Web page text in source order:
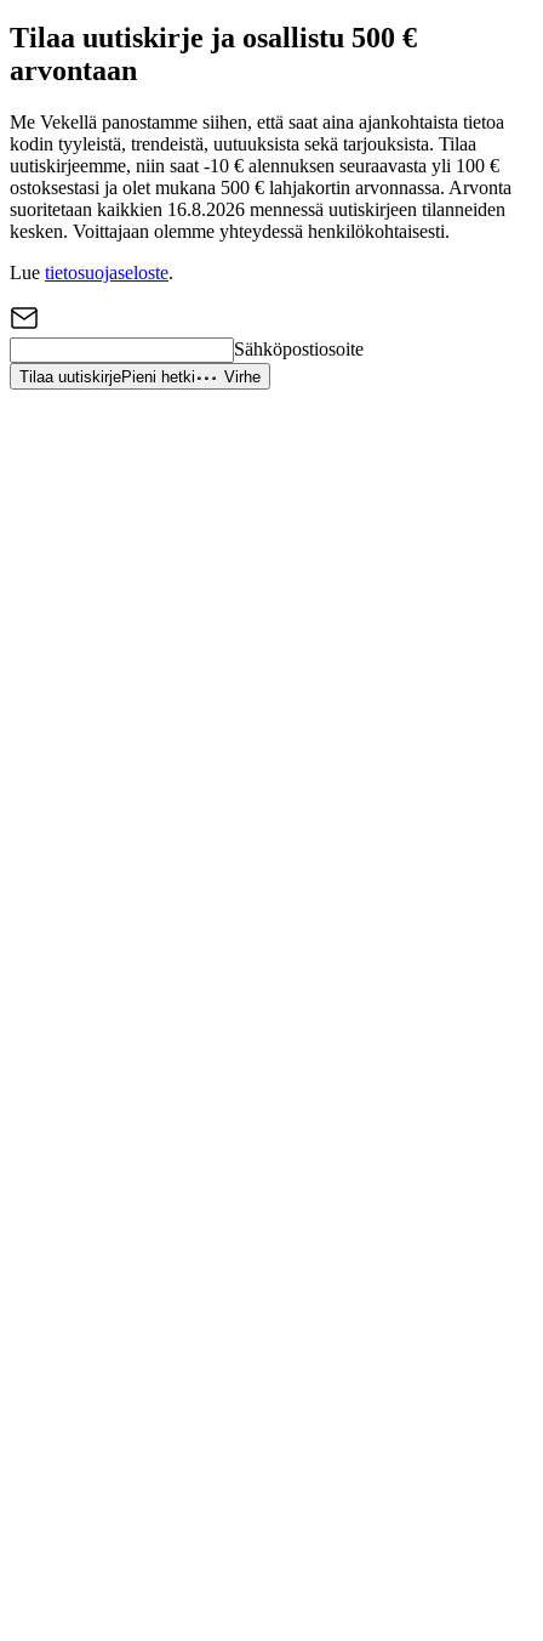
Tilaa uutiskirje ja osallistu 500 €
arvontaan
Me Vekellä panostamme siihen, että saat aina ajankohtaista tietoa
kodin tyyleistä, trendeistä, uutuuksista sekä tarjouksista. Tilaa
uutiskirjeemme, niin saat -10 € alennuksen seuraavasta yli 100 €
ostoksestasi ja olet mukana 500 € lahjakortin arvonnassa. Arvonta
suoritetaan kaikkien 16.8.2026 mennessä uutiskirjeen tilanneiden
kesken. Voittajaan olemme yhteydessä henkilökohtaisesti.
Lue tietosuojaseloste.
Sähköpostiosoite
Tilaa uutiskirjePieni hetki Virhe